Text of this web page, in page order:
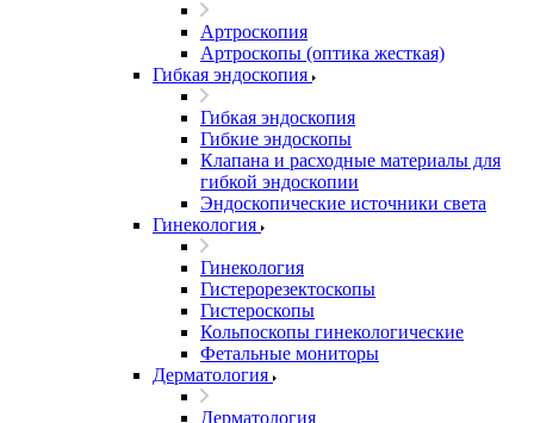
Артроскопия
Артроскопы (оптика жесткая)
Гибкая эндоскопия
Гибкая эндоскопия
Гибкие эндоскопы
Клапана и расходные материалы для
гибкой эндоскопии
Эндоскопические источники света
Гинекология
Гинекология
Гистерорезектоскопы
Гистероскопы
Кольпоскопы гинекологические
Фетальные мониторы
Дерматология
Дерматология